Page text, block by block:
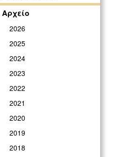
Αρχείο
2026
2025
2024
2023
2022
2021
2020
2019
2018